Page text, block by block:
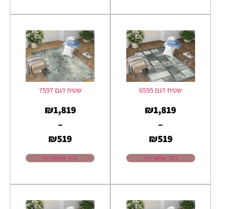
שטיח דגם 6595
₪519
–
₪1,819
בחר אפשרויות
שטיח דגם 7597
₪519
–
₪1,819
בחר אפשרויות